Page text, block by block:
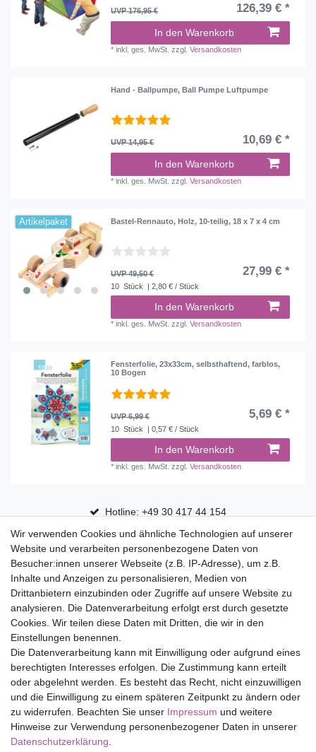
UVP 176,95 € 126,39 € *
In den Warenkorb
*inkl. ges. MwSt. zzgl.Versandkosten
Hand - Ballpumpe, Ball Pumpe Luftpumpe
UVP 14,95 € 10,69 € *
In den Warenkorb
*inkl. ges. MwSt. zzgl.Versandkosten
Artikelpaket Bastel-Rennauto, Holz, 10-teilig, 18 x 7 x 4 cm
UVP 49,50 € 27,99 € *
10 Stück | 2,80 € / Stück
In den Warenkorb
*inkl. ges. MwSt. zzgl.Versandkosten
Fensterfolie, 23x33cm, selbsthaftend, farblos,
10 Bogen
UVP 6,99 € 5,69 € *
10 Stück | 0,57 € / Stück
In den Warenkorb
*inkl. ges. MwSt. zzgl.Versandkosten
Hotline: +49 30 417 44 154
30 Tage Rückgaberecht
Versandfrei ab 75 € in Deutschland
Top Marken
Eduplay
Folia Bringmann
Shop
Mein Konto
Service
Versandkosten
Wir verwenden Cookies und ähnliche Technologien auf unserer
Website und verarbeiten personenbezogene Daten von
Besucher:innen unserer Webseite (z.B. IP-Adresse), um z.B.
Inhalte und Anzeigen zu personalisieren, Medien von
Drittanbietern einzubinden oder Zugriffe auf unsere Website zu
analysieren. Die Datenverarbeitung erfolgt erst durch gesetzte
Cookies. Wir teilen diese Daten mit Dritten, die wir in den
Einstellungen benennen.
Die Datenverarbeitung kann mit Einwilligung oder aufgrund eines
berechtigten Interesses erfolgen. Die Zustimmung kann erteilt
oder abgelehnt werden. Es besteht das Recht, nicht einzuwilligen
und die Einwilligung zu einem späteren Zeitpunkt zu ändern oder
zu widerrufen. Beachten Sie unser Impressum und weitere
Hinweise zur Verwendung personenbezogener Daten in unserer
Daten­schutz­erklärung